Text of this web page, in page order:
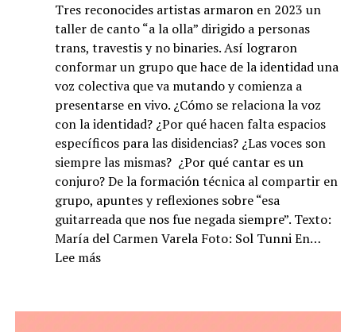
Tres reconocides artistas armaron en 2023 un
taller de canto “a la olla” dirigido a personas
trans, travestis y no binaries. Así lograron
conformar un grupo que hace de la identidad una
voz colectiva que va mutando y comienza a
presentarse en vivo. ¿Cómo se relaciona la voz
con la identidad? ¿Por qué hacen falta espacios
específicos para las disidencias? ¿Las voces son
siempre las mismas? ¿Por qué cantar es un
conjuro? De la formación técnica al compartir en
grupo, apuntes y reflexiones sobre “esa
guitarreada que nos fue negada siempre”. Texto:
María del Carmen Varela Foto: Sol Tunni En…
Lee más:
mutante: